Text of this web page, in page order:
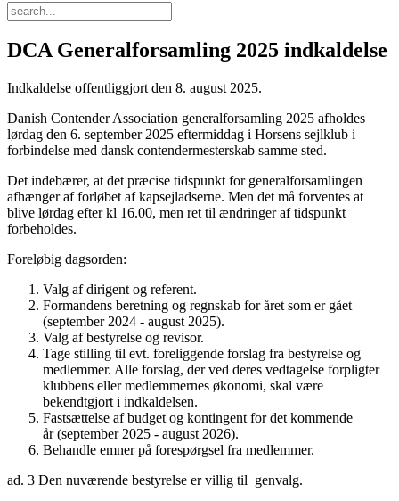
DCA Generalforsamling 2025 indkaldelse
Indkaldelse offentliggjort den 8. august 2025.
Danish Contender Association generalforsamling 2025 afholdes
lørdag den 6. september 2025 eftermiddag i Horsens sejlklub i
forbindelse med dansk contendermesterskab samme sted.
Det indebærer, at det præcise tidspunkt for generalforsamlingen
afhænger af forløbet af kapsejladserne. Men det må forventes at
blive lørdag efter kl 16.00, men ret til ændringer af tidspunkt
forbeholdes.
Foreløbig dagsorden:
Valg af dirigent og referent.
Formandens beretning og regnskab for året som er gået
(september 2024 - august 2025).
Valg af bestyrelse og revisor.
Tage stilling til evt. foreliggende forslag fra bestyrelse og
medlemmer. Alle forslag, der ved deres vedtagelse forpligter
klubbens eller medlemmernes økonomi, skal være
bekendtgjort i indkaldelsen.
Fastsættelse af budget og kontingent for det kommende
år (september 2025 - august 2026).
Behandle emner på forespørgsel fra medlemmer.
ad. 3 Den nuværende bestyrelse er villig til genvalg.